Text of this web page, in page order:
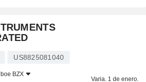
US8825081040
BZX
Varia. 1 de enero.